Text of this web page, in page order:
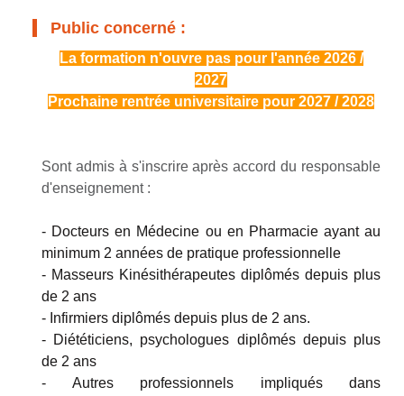
Public concerné :
La formation n'ouvre pas pour l'année 2026 /
2027
Prochaine rentrée universitaire pour 2027 / 2028
Sont admis à s'inscrire après accord du responsable
d'enseignement :
- Docteurs en Médecine ou en Pharmacie ayant au
minimum 2 années de pratique professionnelle
- Masseurs Kinésithérapeutes diplômés depuis plus
de 2 ans
- Infirmiers diplômés depuis plus de 2 ans.
- Diététiciens, psychologues diplômés depuis plus
de 2 ans
- Autres professionnels impliqués dans